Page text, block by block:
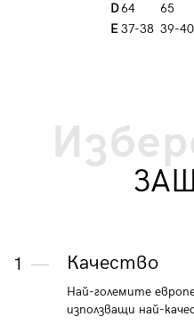
D64 65
E 37-38 39-40
1 Качество
Най-големите
използващи най-